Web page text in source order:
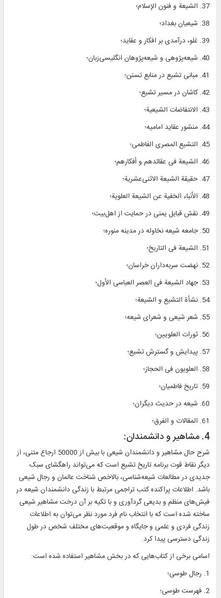
37. الشیعة و فنون الإسلام؛
38. شیعیان بغداد؛
39. غلو، درآمدی بر افکار و عقاید؛
40. شیعه‌پژوهی و شیعه‌پژوهان انگلیسی‌زبان؛
41. مبانی تشیع در منابع تسنن؛
42. کاشان در مسیر تشیع؛
43. الانتفاضات الشیعیة؛
44. منشور عقاید امامیه؛
45. التشیع المصری الفاطمی؛
46. الشیعة فی عقائدهم و أفكارهم؛
47. حقیقة الشیعة الاثنی‌عشریة؛
48. الأنباء الخفیة عن الشیعة العلویة؛
49. نقش قبایل یمنی در حمایت از اهل‌بیت؛
50. جامعه شیعه نخاوله در مدینه منوره؛
51. الشیعة فی التاریخ؛
52. نهضت سربه‌داران خراسان؛
53. جهاد الشیعة فی العصر العباسی الأول؛
54. نشأة التشیع و الشیعة؛
55. شعر شیعی و شعرای شیعه؛
56. ثورات العلویین؛
57. پیدایش و گسترش تشیع؛
58. العلویون فی الحجاز؛
59. تاریخ فاطمیان؛
60. شیعه در حدیث دیگران؛
61. المقالات و الفرق؛
4. مشاهیر و دانشمندان:
شرح حال مشاهیر و دانشمندان شیعی با بیش از 50000 ارجاع متنی، از
دیگر نقاط قوت برنامه تاریخ تشیع است که می‌تواند راهگشای سبک
جدیدی در مطالعات شیعه‌شناسی، بالاخص شناخت عالمان و رجال شیعی
باشد. اطلاعات پراکنده کتب تراجمی مرتبط با زندگی دانشمندان شیعه در
فیش‌های منظم و بدیعی گردآوری و با تکیه بر آن درخت مشاهیر شیعی
ساخته شده است که با انتخاب نام فرد مورد نظر می‌توان به اطلاعات
زندگی فردی و علمی و جایگاه و موقعیت‌های مختلف شخص در طول
زندگی دسترسی پیدا کرد.
اسامی برخی از کتاب‌هایی که در بخش مشاهیر استفاده شده است:
1. رجال طوسی؛
2. فهرست طوسی؛